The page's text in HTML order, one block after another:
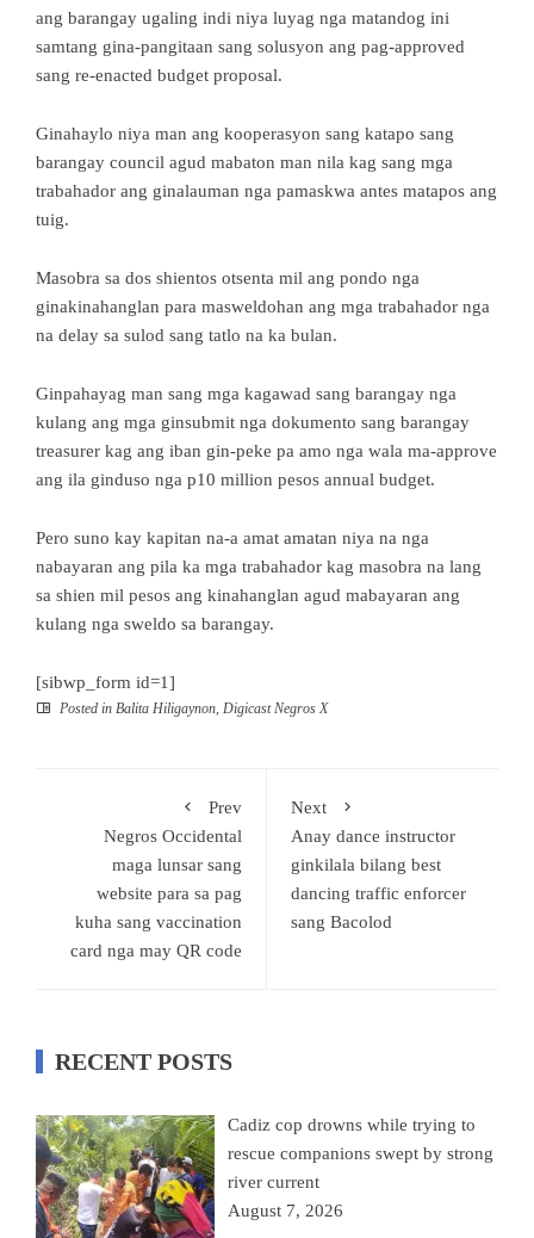
ang barangay ugaling indi niya luyag nga matandog ini
samtang gina-pangitaan sang solusyon ang pag-approved
sang re-enacted budget proposal.
Ginahaylo niya man ang kooperasyon sang katapo sang
barangay council agud mabaton man nila kag sang mga
trabahador ang ginalauman nga pamaskwa antes matapos ang
tuig.
Masobra sa dos shientos otsenta mil ang pondo nga
ginakinahanglan para masweldohan ang mga trabahador nga
na delay sa sulod sang tatlo na ka bulan.
Ginpahayag man sang mga kagawad sang barangay nga
kulang ang mga ginsubmit nga dokumento sang barangay
treasurer kag ang iban gin-peke pa amo nga wala ma-approve
ang ila ginduso nga p10 million pesos annual budget.
Pero suno kay kapitan na-a amat amatan niya na nga
nabayaran ang pila ka mga trabahador kag masobra na lang
sa shien mil pesos ang kinahanglan agud mabayaran ang
kulang nga sweldo sa barangay.
[sibwp_form id=1]
Posted in Balita Hiligaynon Digicast Negros X
Prev
Negros Occidental
maga lunsar sang
website para sa pag
kuha sang vaccination
card nga may QR code
Next
Anay dance instructor
ginkilala bilang best
dancing traffic enforcer
sang Bacolod
RECENT POSTS
Cadiz cop drowns while trying to
rescue companions swept by strong
river current
August 7, 2026